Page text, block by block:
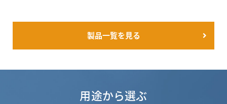
製品一覧を見る
用途から選ぶ